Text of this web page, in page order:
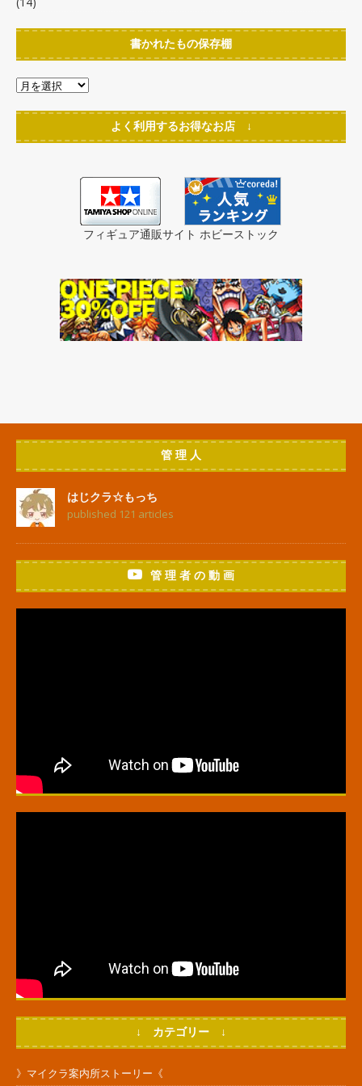
書かれたもの保存棚
よく利用するお得なお店 ↓
フィギュア通販サイト ホビーストック
管 理 人
はじクラ☆もっち
published 121 articles
管 理 者 の 動 画
↓ カテゴリー ↓
》マイクラ案内所ストーリー《